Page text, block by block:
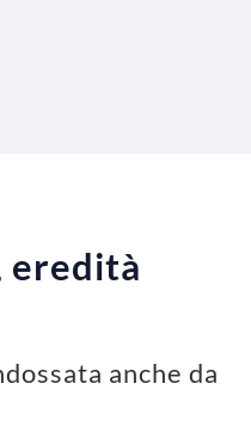
eredità
anche da